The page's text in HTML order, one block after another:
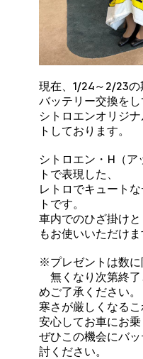
現在、1/24～2/23の
バッテリー交換を
シトロエンオリジ
トしております。
シトロエン・H（ア
トで表現した、
レトロでキュート
トです。
車内でのひざ掛け
もお使いいただけま
※プレゼントは数に
無くなり次第終了
めご了承ください。
寒さが厳しくなるこ
安心してお車にお乗
ぜひこの機会にバ
討ください。